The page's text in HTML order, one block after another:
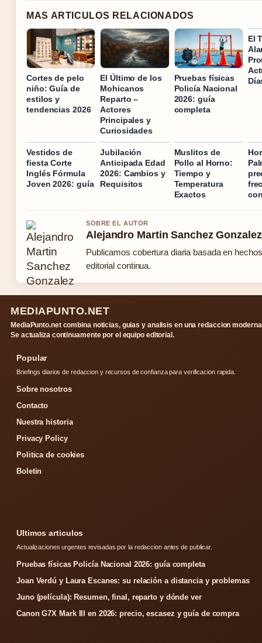
MAS ARTICULOS RELACIONADOS
Cortes de pelo
niño: Guía de
estilos y
tendencias 2026
El Último de los
Mohicanos
Reparto –
Actores
Principales y
Curiosidades
Pruebas físicas
Policía Nacional
2026: guía
completa
El
Vestidos de
fiesta Corte
Inglés Fórmula
Joven 2026: guía
Jubilación
Anticipada Edad
2026: Cambios y
Requisitos
Muslitos de
Pollo al Horno:
Tiempo y
Temperatura
Exactos
SOBRE EL AUTOR
Alejandro Martin Sanchez Gonzalez
Publicamos cobertura diaria basada en
editorial continua.
MEDIAPUNTO.NET
MediaPunto.net combina noticias, guias y analisis en una redaccion
Se actualiza continuamente por el equipo editorial.
Popular
Briefings diarios de redaccion y recursos de confianza para verificacion rapida.
Sobre nosotros
Contacto
Nuestra historia
Privacy Policy
Politica de cookies
Boletin
Ultimos articulos
Actualizaciones urgentes revisadas por la redaccion antes de publicar.
Pruebas físicas Policía Nacional 2026: guía completa
Joan Verdú y Laura Escanes: su relación a distancia y problemas
Juno (película): Resumen, final, reparto y dónde ver
Canon G7X Mark III en 2026: precio, escasez y guía de compra